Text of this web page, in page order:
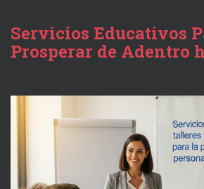
Servicios Educativos
Prosperar de Adentro